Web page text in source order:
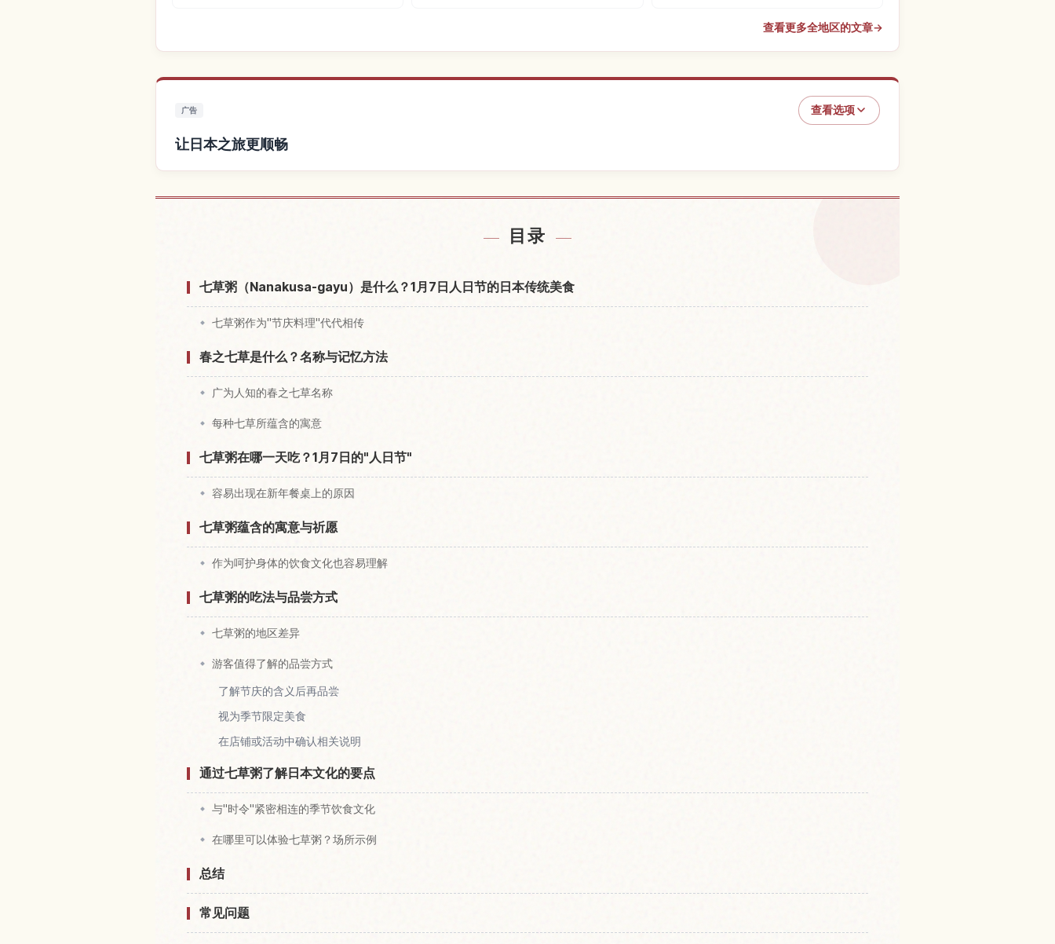
查看更多全地区的文章→
广告 查看选项
让日本之旅更顺畅
目录
七草粥（Nanakusa-gayu）是什么？1月7日人日节的日本传统美食
七草粥作为"节庆料理"代代相传
春之七草是什么？名称与记忆方法
广为人知的春之七草名称
每种七草所蕴含的寓意
七草粥在哪一天吃？1月7日的"人日节"
容易出现在新年餐桌上的原因
七草粥蕴含的寓意与祈愿
作为呵护身体的饮食文化也容易理解
七草粥的吃法与品尝方式
七草粥的地区差异
游客值得了解的品尝方式
了解节庆的含义后再品尝
视为季节限定美食
在店铺或活动中确认相关说明
通过七草粥了解日本文化的要点
与"时令"紧密相连的季节饮食文化
在哪里可以体验七草粥？场所示例
总结
常见问题